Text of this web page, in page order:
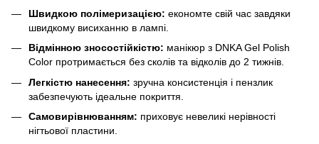
Швидкою полімеризацією: економте свій час завдяки
швидкому висиханню в лампі.
Відмінною зносостійкістю: манікюр з DNKA Gel Polish
Color протримається без сколів та відколів до 2 тижнів.
Легкістю нанесення: зручна консистенція і пензлик
забезпечують ідеальне покриття.
Самовирівнюванням: приховує невеликі нерівності
нігтьової пластини.